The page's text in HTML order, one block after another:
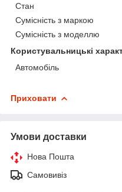
Стан
Сумісність з маркою
Сумісність з моделлю
Користувальницькі
Автомобіль
Приховати
Умови доставки
Нова Пошта
Самовивіз